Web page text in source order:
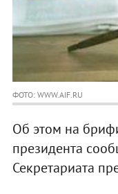
ФОТО: WWW.AIF.RU
Об этом на
президента
Секретариата